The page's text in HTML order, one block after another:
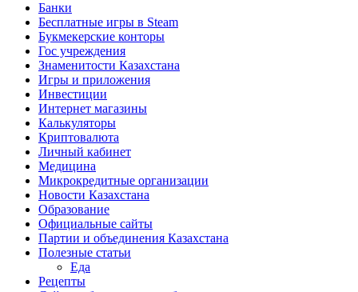
Банки
Бесплатные игры в Steam
Букмекерские конторы
Гос учреждения
Знаменитости Казахстана
Игры и приложения
Инвестиции
Интернет магазины
Калькуляторы
Криптовалюта
Личный кабинет
Медицина
Микрокредитные организации
Новости Казахстана
Образование
Официальные сайты
Партии и объединения Казахстана
Полезные статьи
Еда
Рецепты